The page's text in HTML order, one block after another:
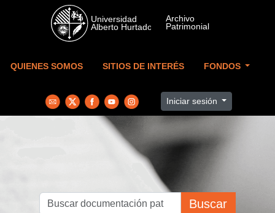
Skip to main content
QUIENES SOMOS SITIOS DE INTERÉS FONDOS
Iniciar sesión
Buscar